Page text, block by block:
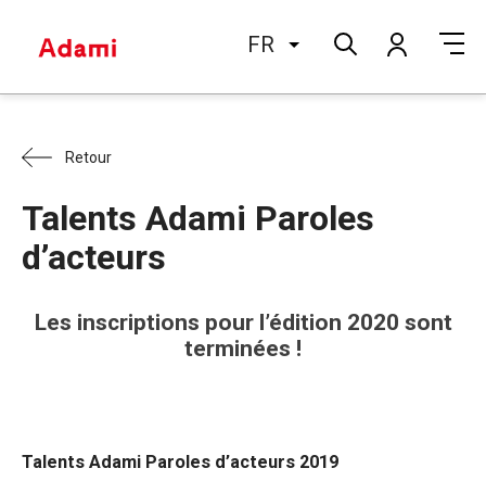
FR
Retour
Talents Adami Paroles
d’acteurs
Les inscriptions pour l’édition 2020 sont
terminées !
Talents Adami Paroles d’acteurs 2019